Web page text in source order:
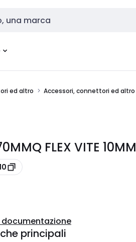
ed altro Accessori, connettori ed altro
FLEX VITE 10MM
principali